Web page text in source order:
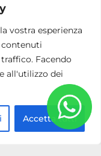
vostra esperienza
contenuti
Facendo
all'utilizzo dei
Accetta tutti